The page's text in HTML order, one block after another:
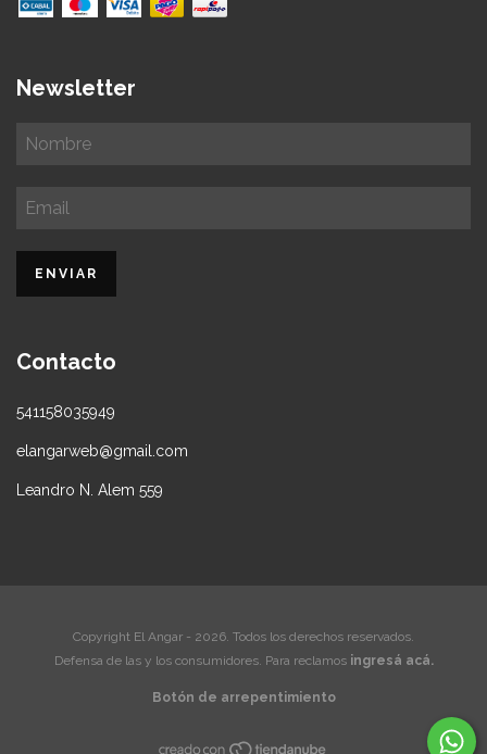
Newsletter
Contacto
541158035949
elangarweb@gmail.com
Leandro N. Alem 559
Copyright El Angar - 2026. Todos los derechos reservados.
Defensa de las y los consumidores. Para reclamos ingresá acá.
Botón de arrepentimiento